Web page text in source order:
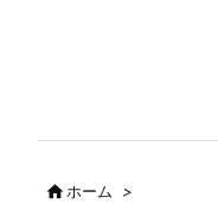
ホーム >